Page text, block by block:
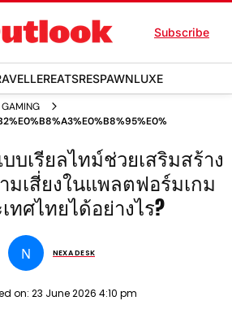
Subscribe
EATSRESPAWNLUXE
GAMING
บเรียลไทม์ช่วยเสริมสร้าง
มเสี่ยงในแพลตฟอร์มเกม
ทศไทยได้อย่างไร?
N NEXA DESK
on: 23 June 2026 4:10 pm